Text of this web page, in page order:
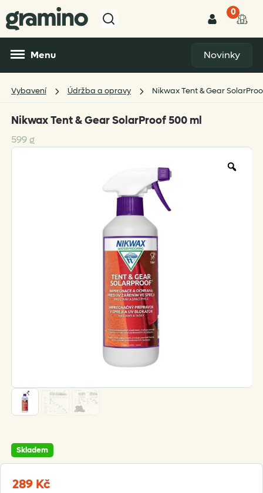
0
Menu Novinky
Vybavení Údržba a opravy Nikwax Tent & Gear
Nikwax Tent & Gear SolarProof 500 ml
599 g
289 Kč
Skladem